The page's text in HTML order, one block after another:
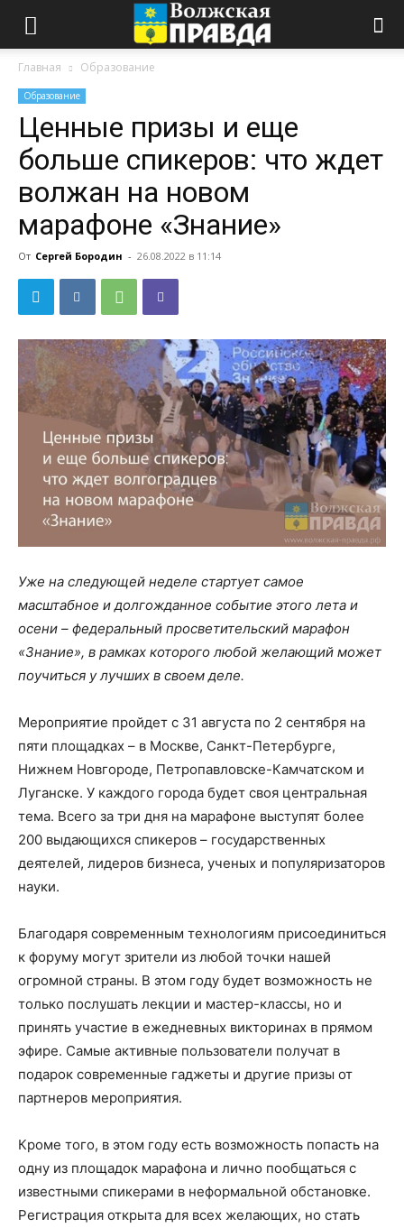
Главная Образование
Образование
Ценные призы и еще
больше спикеров: что ждет
волжан на новом
марафоне «Знание»
От Сергей Бородин - 26.08.2022 в 11:14
Уже на следующей неделе стартует самое
масштабное и долгожданное событие этого лета и
осени – федеральный просветительский марафон
«Знание», в рамках которого любой желающий может
поучиться у лучших в своем деле.
Мероприятие пройдет с 31 августа по 2 сентября на
пяти площадках – в Москве, Санкт-Петербурге,
Нижнем Новгороде, Петропавловске-Камчатском и
Луганске. У каждого города будет своя центральная
тема. Всего за три дня на марафоне выступят более
200 выдающихся спикеров – государственных
деятелей, лидеров бизнеса, ученых и популяризаторов
науки.
Благодаря современным технологиям присоединиться
к форуму могут зрители из любой точки нашей
огромной страны. В этом году будет возможность не
только послушать лекции и мастер-классы, но и
принять участие в ежедневных викторинах в прямом
эфире. Самые активные пользователи получат в
подарок современные гаджеты и другие призы от
партнеров мероприятия.
Кроме того, в этом году есть возможность попасть на
одну из площадок марафона и лично пообщаться с
известными спикерами в неформальной обстановке.
Регистрация открыта для всех желающих, но стать